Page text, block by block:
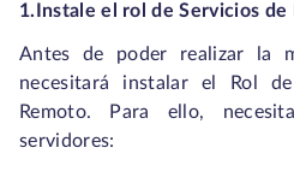
1.Instale el rol de Servicios de
Antes de poder realizar la
necesitará instalar el Rol
Remoto. Para ello,
servidores: